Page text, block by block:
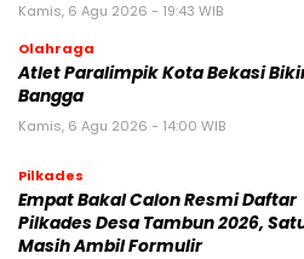
Kamis, 6 Agu 2026 - 19:43 WIB
Olahraga
Atlet Paralimpik Kota Bekasi
Bangga
Kamis, 6 Agu 2026 - 14:00 WIB
Pilkades
Empat Bakal Calon Resmi Daftar
Pilkades Desa Tambun 2026,
Masih Ambil Formulir